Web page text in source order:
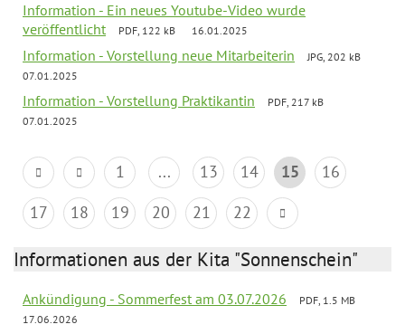
Information - Ein neues Youtube-Video wurde
veröffentlicht
PDF, 122 kB 16.01.2025
Information - Vorstellung neue Mitarbeiterin
JPG, 202 kB
07.01.2025
Information - Vorstellung Praktikantin
PDF, 217 kB
07.01.2025
1 ... 13 14 15
16
17
18 19 20 21 22
Informationen aus der Kita "Sonnenschein"
Ankündigung - Sommerfest am 03.07.2026
PDF, 1.5 MB
17.06.2026